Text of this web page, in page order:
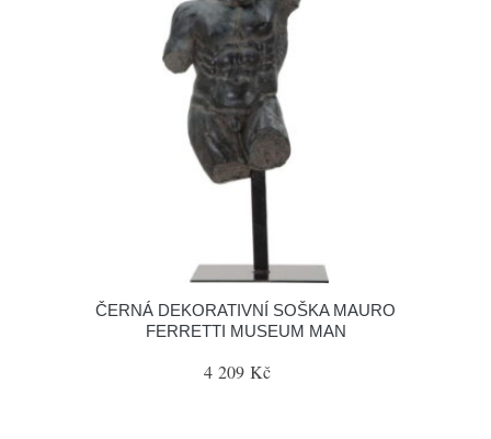
ČERNÁ DEKORATIVNÍ SOŠKA MAURO
FERRETTI MUSEUM MAN
4 209 Kč